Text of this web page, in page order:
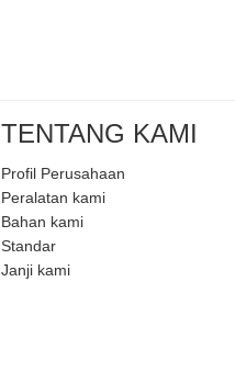
TENTANG KAMI
Profil Perusahaan
Peralatan kami
Bahan kami
Standar
Janji kami